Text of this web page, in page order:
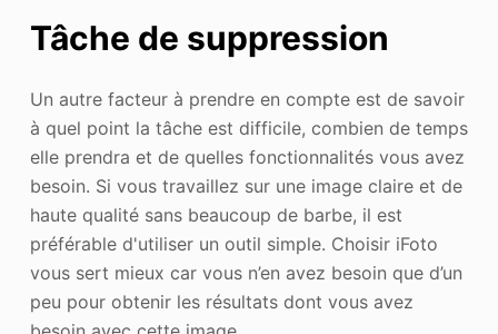
Tâche de suppression
Un autre facteur à prendre en compte est de savoir
à quel point la tâche est difficile, combien de temps
elle prendra et de quelles fonctionnalités vous avez
besoin. Si vous travaillez sur une image claire et de
haute qualité sans beaucoup de barbe, il est
préférable d'utiliser un outil simple. Choisir iFoto
vous sert mieux car vous n’en avez besoin que d’un
peu pour obtenir les résultats dont vous avez